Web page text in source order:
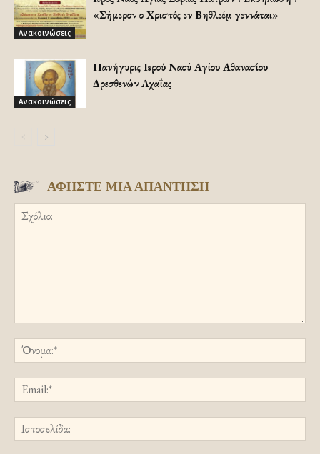
Ανακοινώσεις
«Σήμερον ο Χριστός εν Βηθλεέμ γεννάται»
Ανακοινώσεις
Πανήγυρις Ιερού Ναού Αγίου Αθανασίου
Δρεσθενών Αχαΐας
ΑΦΗΣΤΕ ΜΙΑ ΑΠΑΝΤΗΣΗ